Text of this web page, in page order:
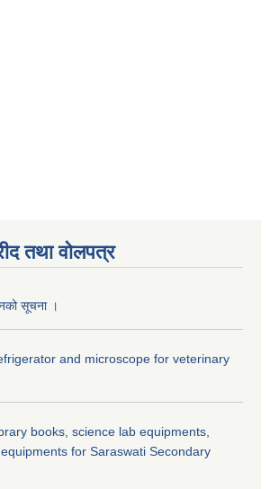
तथा वाेलपत्र
सूचना ।
and microscope for veterinary
books, science lab equipments,
for Saraswati Secondary